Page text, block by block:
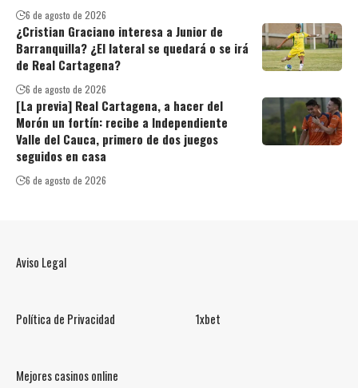
6 de agosto de 2026
¿Cristian Graciano interesa a Junior de
Barranquilla? ¿El lateral se quedará o se irá
de Real Cartagena?
6 de agosto de 2026
[La previa] Real Cartagena, a hacer del
Morón un fortín: recibe a Independiente
Valle del Cauca, primero de dos juegos
seguidos en casa
6 de agosto de 2026
Aviso Legal
Política de Privacidad 1xbet
Mejores casinos online